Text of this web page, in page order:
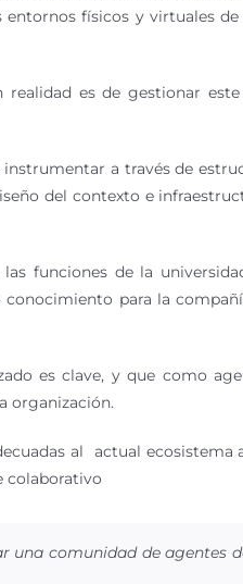
físicos y virtuales
es de gestionar
a través de
del contexto e
funciones de la
para la
es clave, y que como
organización.
al actual
colaborativo
una comunidad de